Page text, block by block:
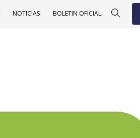
NOTICIAS BOLETIN OFICIAL